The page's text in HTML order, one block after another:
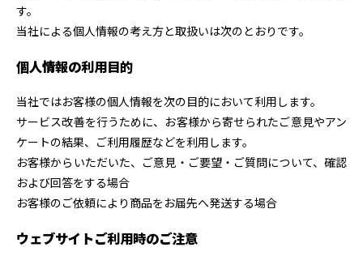
す。
当社による個人情報の考え方と取扱いは次のとおりです。
個人情報の利用目的
当社ではお客様の個人情報を次の目的において利用します。
サービス改善を行うために、お客様から寄せられたご意見やアン
ケートの結果、ご利用履歴などを利用します。
お客様からいただいた、ご意見・ご要望・ご質問について、確認
および回答をする場合
お客様のご依頼により商品をお届先へ発送する場合
ウェブサイトご利用時のご注意